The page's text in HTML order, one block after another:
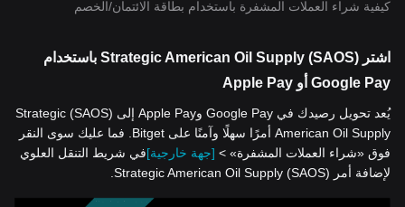
كيفية شراء العملات المشفرة باستخدام بطاقة الائتمان/الخصم
اشتر (SAOS) Strategic American Oil Supply باستخدام
Google Pay أو Apple Pay
يُعد تحويل رصيدك في Google Pay وApple Pay إلى (SAOS) Strategic
American Oil Supply أمرًا سهلًا وآمنًا على Bitget. فما عليك سوى النقر
فوق «شراء العملات المشفرة» > [جهة خارجية]في شريط التنقل العلوي
لإضافة أمر (SAOS) Strategic American Oil Supply.